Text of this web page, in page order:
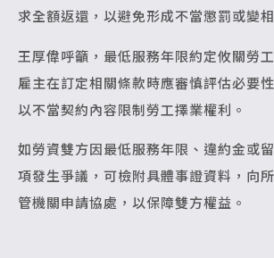
求全額返還，以避免形成不當懲罰或變
王厚偉呼籲，最低服務年限約定攸關勞
雇主在訂定相關條款時應審慎評估必要
以不當契約內容限制勞工擇業權利。
如勞資雙方因最低服務年限、違約金或
項發生爭議，可檢附具體事證資料，向
管機關申請協處，以保障雙方權益。